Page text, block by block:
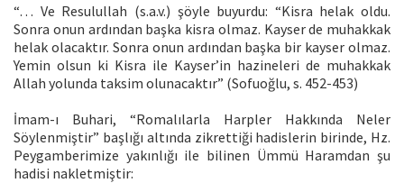
“… Ve Resulullah (s.a.v.) şöyle buyurdu: “Kisra helak oldu.
Sonra onun ardından başka kisra olmaz. Kayser de muhakkak
helak olacaktır. Sonra onun ardından başka bir kayser olmaz.
Yemin olsun ki Kisra ile Kayser’in hazineleri de muhakkak
Allah yolunda taksim olunacaktır” (Sofuoğlu, s. 452-453)
İmam-ı Buhari, “Romalılarla Harpler Hakkında Neler
Söylenmiştir” başlığı altında zikrettiği hadislerin birinde, Hz.
Peygamberimize yakınlığı ile bilinen Ümmü Haramdan şu
hadisi nakletmiştir: